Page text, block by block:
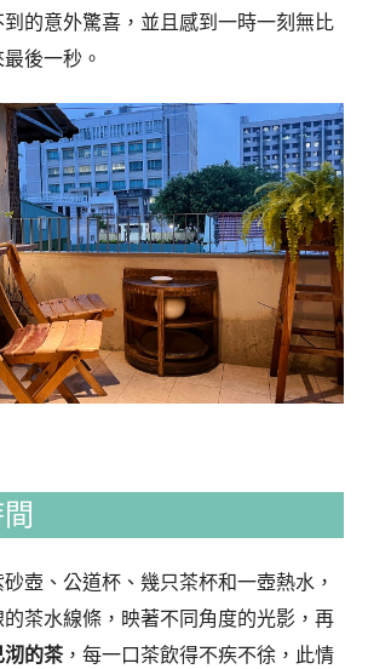
的意外驚喜，並且感到一時一刻無比
後一秒。
壺、公道杯、幾只茶杯和一壺熱水，
茶水線條，映著不同角度的光影，再
的茶，每一口茶飲得不疾不徐，此情